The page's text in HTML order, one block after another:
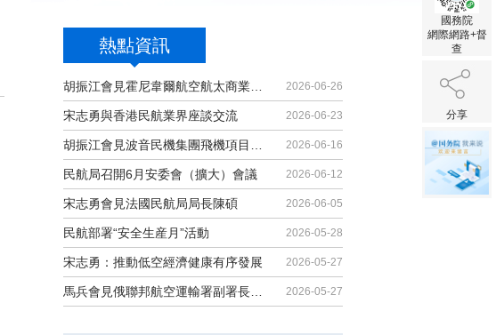
熱點資訊
2026-06-26
宋志勇與香港民航業界座談交流 2026-06-23
2026-06-16
民航局召開6月安委會（擴大）會議 2026-06-12
宋志勇會見法國民航局局長陳碩 2026-06-05
民航部署“安全生産月”活動 2026-05-28
宋志勇：推動低空經濟健康有序發展 2026-05-27
2026-05-27
國務院
網際網路+督
查
分享